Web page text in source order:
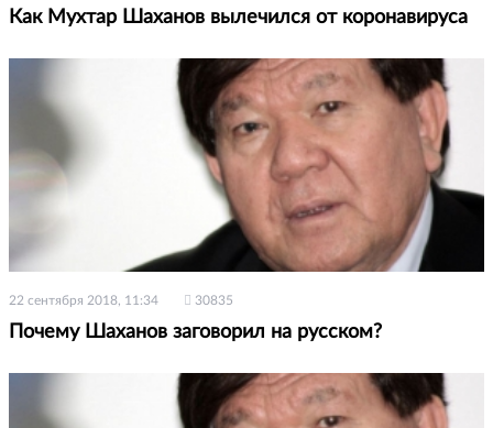
Как Мухтар Шаханов вылечился от коронавируса
22 сентября 2018, 11:34 30835
Почему Шаханов заговорил на русском?